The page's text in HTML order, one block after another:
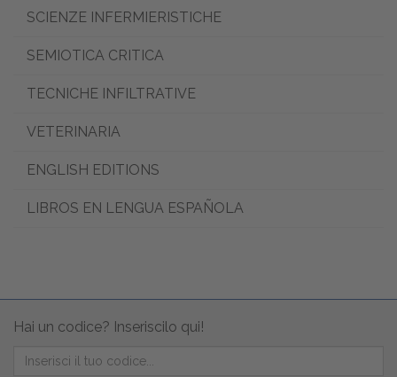
SCIENZE INFERMIERISTICHE
SEMIOTICA CRITICA
TECNICHE INFILTRATIVE
VETERINARIA
ENGLISH EDITIONS
LIBROS EN LENGUA ESPAÑOLA
Hai un codice? Inseriscilo qui!